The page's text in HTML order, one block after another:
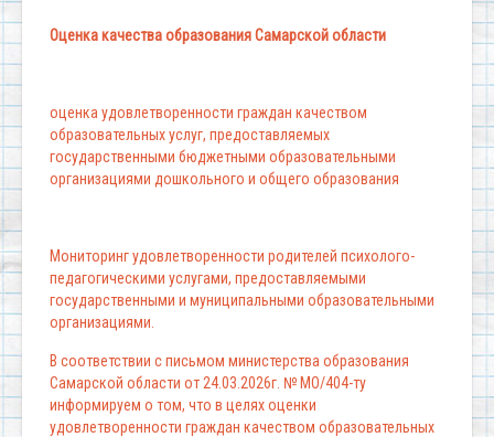
Оценка качества образования Самарской области
оценка удовлетворенности граждан качеством
образовательных услуг, предоставляемых
государственными бюджетными образовательными
организациями дошкольного и общего образования
Мониторинг удовлетворенности родителей психолого-
педагогическими услугами, предоставляемыми
государственными и муниципальными образовательными
организациями.
В соответствии с письмом министерства образования
Самарской области от 24.03.2026г. № МО/404-ту
информируем о том, что в целях оценки
удовлетворенности граждан качеством образовательных